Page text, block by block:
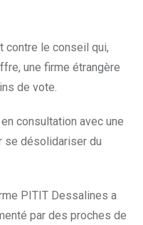
contre le conseil qui,
une firme étrangère
de vote.
consultation avec une
se désolidariser du
PITIT Dessalines a
par des proches de